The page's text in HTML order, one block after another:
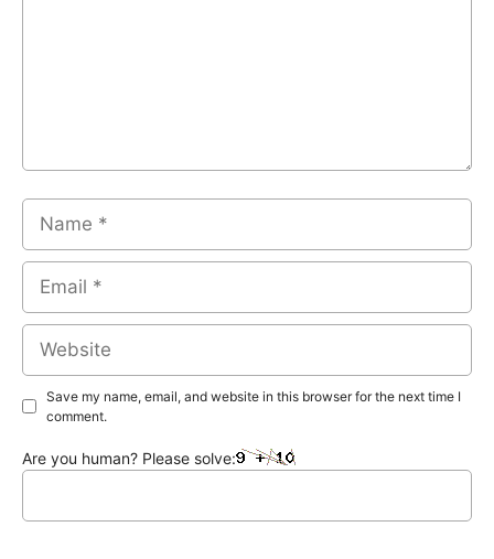
Name
Email
Website
Save my name, email, and website in this browser for the next time I
comment.
Are you human? Please solve: